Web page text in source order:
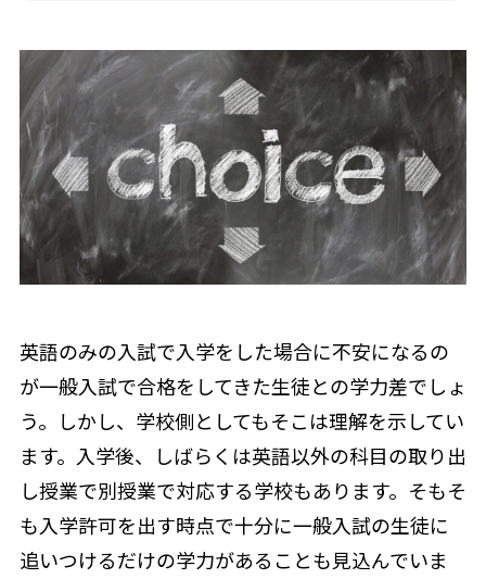
英語のみの入試で入学をした場合に不安になるの
が一般入試で合格をしてきた生徒との学力差でしょ
う。しかし、学校側としてもそこは理解を示してい
ます。入学後、しばらくは英語以外の科目の取り出
し授業で別授業で対応する学校もあります。そもそ
も入学許可を出す時点で十分に一般入試の生徒に
追いつけるだけの学力があることも見込んでいま